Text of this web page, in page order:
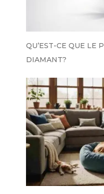
QU’EST-CE QUE LE
DIAMANT?